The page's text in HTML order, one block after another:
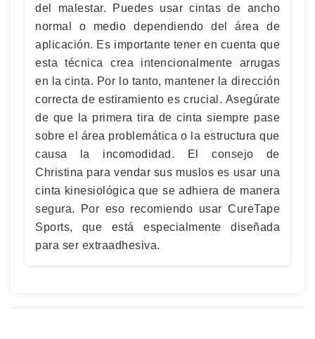
del malestar. Puedes usar cintas de ancho
normal o medio dependiendo del área de
aplicación. Es importante tener en cuenta que
esta técnica crea intencionalmente arrugas
en la cinta. Por lo tanto, mantener la dirección
correcta de estiramiento es crucial. Asegúrate
de que la primera tira de cinta siempre pase
sobre el área problemática o la estructura que
causa la incomodidad. El consejo de
Christina para vendar sus muslos es usar una
cinta kinesiológica que se adhiera de manera
segura. Por eso recomiendo usar CureTape
Sports, que está especialmente diseñada
para ser extraadhesiva.